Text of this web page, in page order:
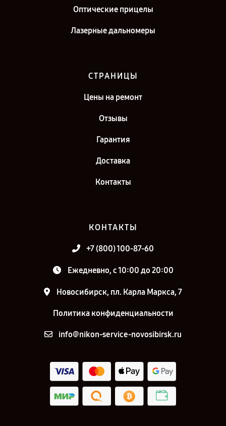
Оптические прицелы
Лазерные дальномеры
СТРАНИЦЫ
Цены на ремонт
Отзывы
Гарантия
Доставка
Контакты
КОНТАКТЫ
+7 (800) 100-87-60
Ежедневно, с 10:00 до 20:00
Новосибирск, пл. Карла Маркса, 7
Политика конфиденциальности
info@nikon-service-novosibirsk.ru